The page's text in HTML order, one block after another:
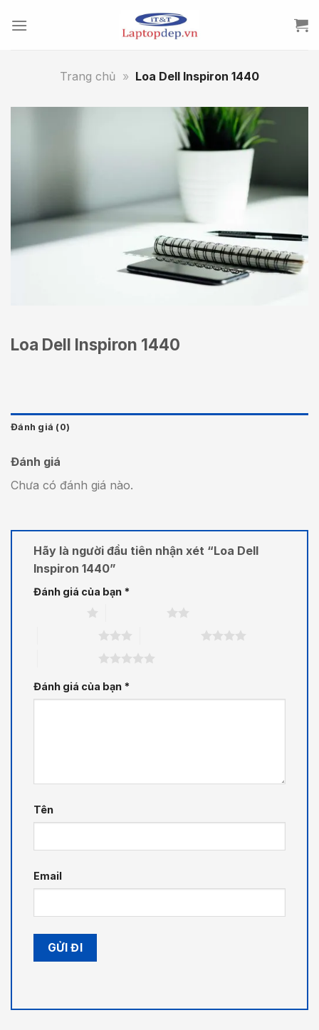
Trang chủ » Loa Dell Inspiron 1440
Loa Dell Inspiron 1440
Đánh giá (0)
Đánh giá
Chưa có đánh giá nào.
Hãy là người đầu tiên nhận xét “Loa Dell
Inspiron 1440”
Đánh giá của bạn *
Đánh giá của bạn *
Tên
Email